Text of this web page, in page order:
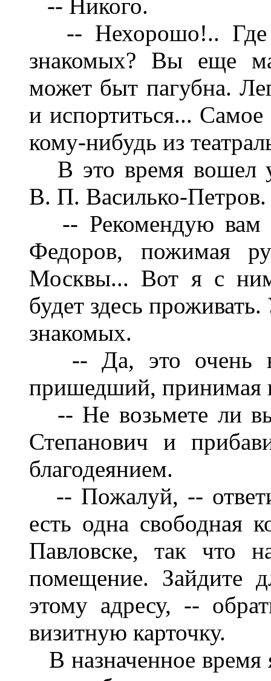
-- Никого.
-- Нехорошо!.. Где
знакомых? Вы еще
может быт пагубна.
и испортиться...
кому-нибудь из
В это время вошел
В. П. Василько-Петров.
-- Рекомендую вам
Федоров, пожимая
Москвы... Вот я с
будет здесь
знакомых.
-- Да, это очень
пришедший, принимая
-- Не возьмете ли
Степанович и
благодеянием.
-- Пожалуй, --
есть одна свободная
Павловске, так что
помещение. Зайдите
этому адресу, --
визитную карточку.
В назначенное время